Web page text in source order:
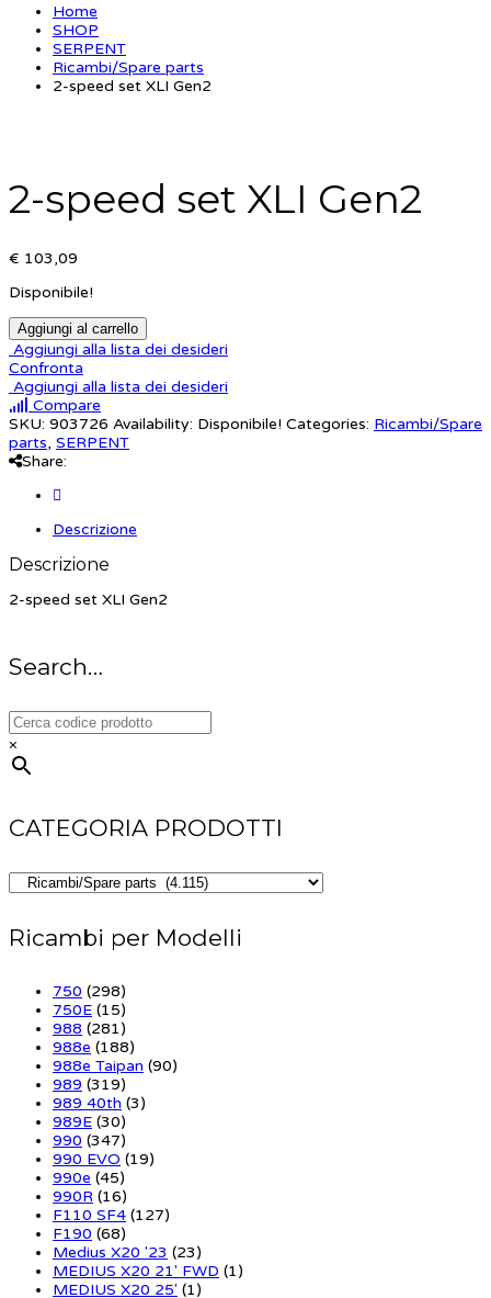
Home
SHOP
SERPENT
Ricambi/Spare parts
2-speed set XLI Gen2
2-speed set XLI Gen2
€ 103,09
Disponibile!
Aggiungi al carrello
Aggiungi alla lista dei desideri
Confronta
Aggiungi alla lista dei desideri
Compare
SKU: 903726 Availability: Disponibile! Categories: Ricambi/Spare
parts, SERPENT
Share:
Descrizione
Descrizione
2-speed set XLI Gen2
Search…
×
CATEGORIA PRODOTTI
Ricambi per Modelli
750 (298)
750E (15)
988 (281)
988e (188)
988e Taipan (90)
989 (319)
989 40th (3)
989E (30)
990 (347)
990 EVO (19)
990e (45)
990R (16)
F110 SF4 (127)
F190 (68)
Medius X20 '23 (23)
MEDIUS X20 21' FWD (1)
MEDIUS X20 25' (1)